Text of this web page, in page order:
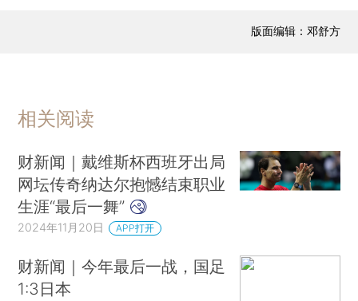
版面编辑：邓舒方
相关阅读
财新闻｜戴维斯杯西班牙出局
网坛传奇纳达尔抱憾结束职业
生涯“最后一舞”
2024年11月20日 APP打开
财新闻｜今年最后一战，国足
1:3日本